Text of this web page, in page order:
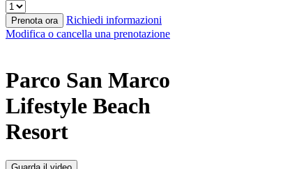
Prenota ora
Richiedi informazioni
Modifica o cancella una prenotazione
Parco San Marco
Lifestyle Beach
Resort